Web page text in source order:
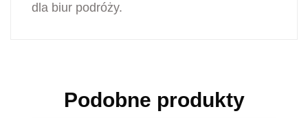
dla biur podróży.
Podobne produkty